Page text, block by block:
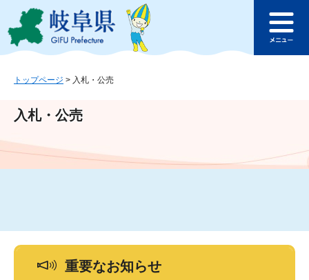
ジ
ュ
文
このページの本文へ
ュ
トップページ > 入札・公売
入札・公売
重要なお知らせ